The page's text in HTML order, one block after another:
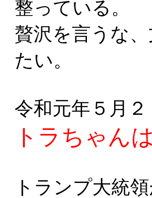
整っている。
贅沢を言うな
たい。
令和元年５月
トラちゃん
トランプ大統